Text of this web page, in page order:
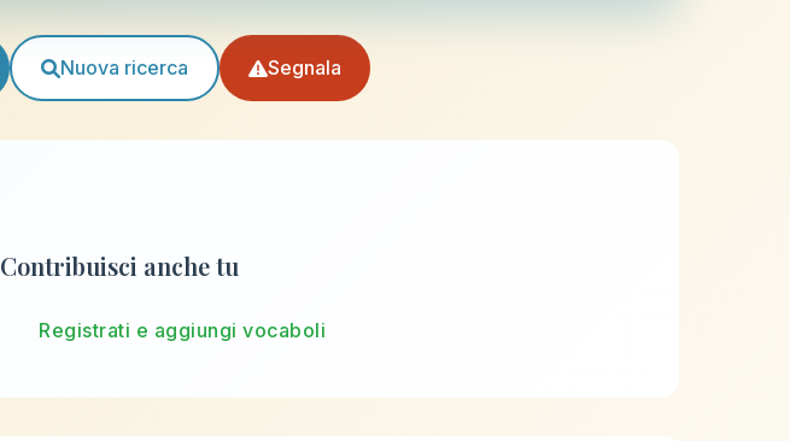
Nuova ricerca Segnala
Contribuisci anche tu
Registrati e aggiungi vocaboli